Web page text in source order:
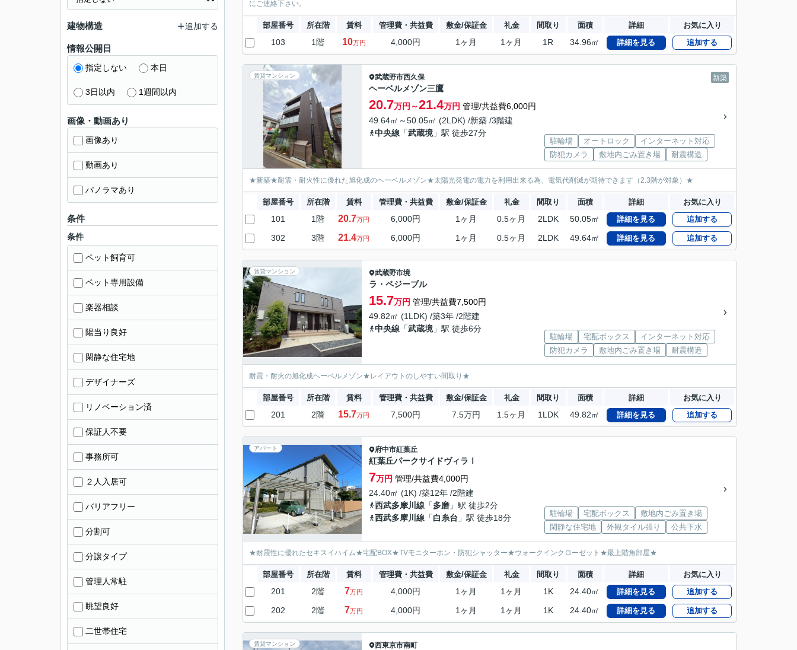
にご連絡下さい。
部屋番号 所在階 賃料 管理費・共益費 敷金/保証金 礼金 間取り 面積 詳細 お気に入り
103 1階 10万円 4,000円 1ヶ月 1ヶ月 1R 34.96㎡ 詳細を見る 追加する
賃貸マンション 新築
武蔵野市西久保
ヘーベルメゾン三鷹
20.7万円～21.4万円 管理/共益費6,000円
49.64㎡～50.05㎡ (2LDK) /新築 /3階建
中央線 「武蔵境」駅 徒歩27分
駐輪場 オートロック
インターネット対応
防犯カメラ
敷地内ごみ置き場 耐震構造
★新築★耐震・耐火性に優れた旭化成のヘーベルメゾン★太陽光発電の電力を利用出来る為、電気代削減が期待できます（2.3階が対象）★
部屋番号 所在階 賃料 管理費・共益費 敷金/保証金 礼金 間取り 面積 詳細 お気に入り
101 1階 20.7万円 6,000円 1ヶ月 0.5ヶ月 2LDK 50.05㎡ 詳細を見る 追加する
302 3階 21.4万円 6,000円 1ヶ月 0.5ヶ月 2LDK 49.64㎡ 詳細を見る 追加する
賃貸マンション 武蔵野市境
ラ・ペジーブル
15.7万円 管理/共益費7,500円
49.82㎡ (1LDK) /築3年 /2階建
中央線 「武蔵境」駅 徒歩6分
駐輪場 宅配ボックス
インターネット対応
防犯カメラ
敷地内ごみ置き場 耐震構造
耐震・耐火の旭化成ヘーベルメゾン★レイアウトのしやすい間取り★
部屋番号 所在階 賃料 管理費・共益費 敷金/保証金 礼金 間取り 面積 詳細 お気に入り
201 2階 15.7万円 7,500円 7.5万円 1.5ヶ月 1LDK 49.82㎡ 詳細を見る 追加する
アパート 府中市紅葉丘
紅葉丘パークサイドヴィラⅠ
7万円 管理/共益費4,000円
24.40㎡ (1K) /築12年 /2階建
西武多摩川線 「多磨 」駅 徒歩2分
西武多摩川線 「白糸台 」駅 徒歩18分 駐輪場 宅配ボックス
敷地内ごみ置き場
閑静な住宅地
外観タイル張り 公共下水
★耐震性に優れたセキスイハイム★宅配BOX★TVモニターホン・防犯シャッター★ウォークインクローゼット★最上階角部屋★
部屋番号 所在階 賃料 管理費・共益費 敷金/保証金 礼金 間取り 面積 詳細 お気に入り
201 2階 7万円 4,000円 1ヶ月 1ヶ月 1K 24.40㎡ 詳細を見る 追加する
202 2階 7万円 4,000円 1ヶ月 1ヶ月 1K 24.40㎡ 詳細を見る 追加する
賃貸マンション 西東京市南町
建物構造 追加する
情報公開日
指定しない 本日
3日以内 1週間以内
画像・動画あり
画像あり
動画あり
パノラマあり
条件
条件
ペット飼育可
ペット専用設備
楽器相談
陽当り良好
閑静な住宅地
デザイナーズ
リノベーション済
保証人不要
事務所可
２人入居可
バリアフリー
分割可
分譲タイプ
管理人常駐
眺望良好
二世帯住宅